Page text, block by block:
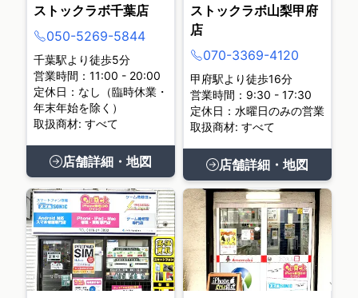
ストックラボ千葉店
050-5269-5844
千葉駅より徒歩5分
営業時間：11:00 - 20:00
定休日：なし（臨時休業・
年末年始を除く）
取扱商材: すべて
店舗詳細・地図
ストックラボ山梨甲府
店
070-3369-4120
甲府駅より徒歩16分
営業時間：9:30 - 17:30
定休日：水曜日のみの営業
取扱商材: すべて
店舗詳細・地図